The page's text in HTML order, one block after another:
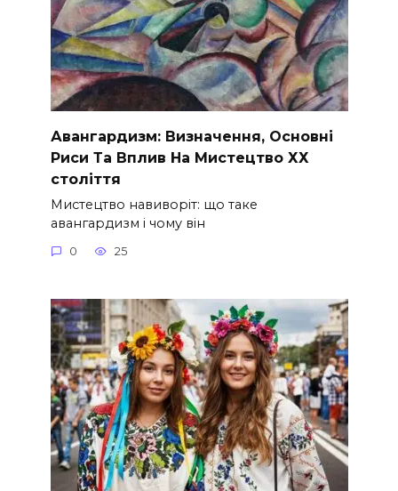
Авангардизм: Визначення, Основні
Риси Та Вплив На Мистецтво ХХ
століття
Мистецтво навиворіт: що таке
авангардизм і чому він
0 25